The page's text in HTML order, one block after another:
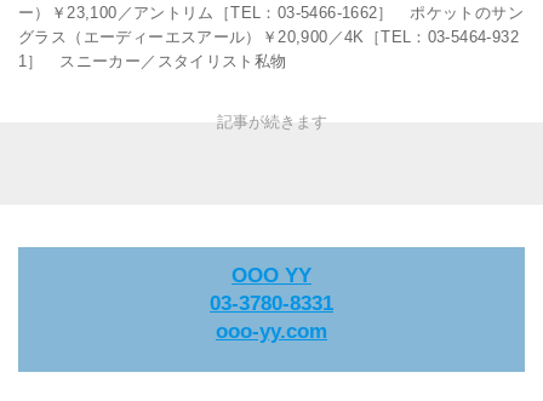
ー）￥23,100／アントリム［TEL：03-5466-1662］ ポケットのサン
グラス（エーディーエスアール）￥20,900／4K［TEL：03-5464-932
1］ スニーカー／スタイリスト私物
OOO YY
03-3780-8331
ooo-yy.com